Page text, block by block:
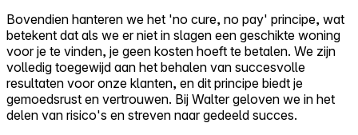
Bovendien hanteren we het 'no cure, no pay' principe, wat
betekent dat als we er niet in slagen een geschikte woning
voor je te vinden, je geen kosten hoeft te betalen. We zijn
volledig toegewijd aan het behalen van succesvolle
resultaten voor onze klanten, en dit principe biedt je
gemoedsrust en vertrouwen. Bij Walter geloven we in het
delen van risico's en streven naar gedeeld succes.